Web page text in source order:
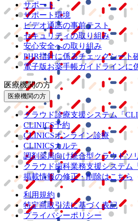
サポート
サポート環境
ビデオ通話の事前テスト
セキュリティの取り組み
安心安全への取り組み
PHR指針に係るチェックシート
電子版お薬手帳ガイドラインに
医療機関の方
医療機関の方
クラウド診療支援システム
「
CLINICS予約
CLINICSオンライン診療
CLINICSカルテ
調剤薬局向け統合型クラウドソ
クラウド歯科業務支援システム
掲載情報の修正・削除はこちら
利用規約
特定商取引法に基づく表記
プライバシーポリシー